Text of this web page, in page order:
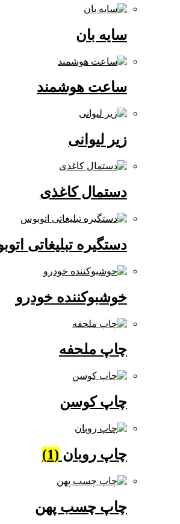
ساعت هوشمند
زیر لیوانی
دستمال کاغذی
دستگیره تبلیغاتی اتوبوس
خوشبوکننده خودرو
چاپ ملحفه
چاپ کوسن
چاپ روبان(1)
چاپ چسب پهن